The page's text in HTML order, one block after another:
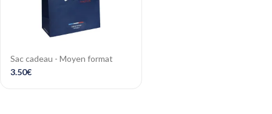
Sac cadeau - Moyen format
3.50€